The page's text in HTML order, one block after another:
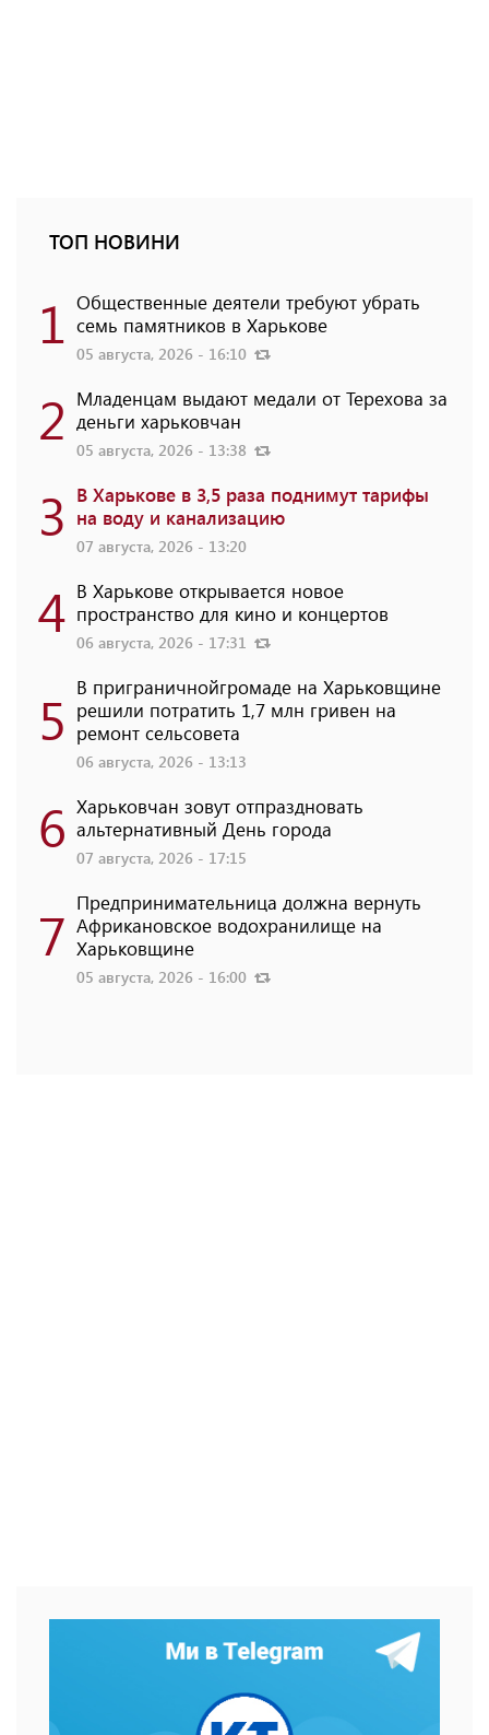
ТОП НОВИНИ
1 Общественные деятели требуют убрать
семь памятников в Харькове
05 августа, 2026 - 16:10
2 Младенцам выдают медали от Терехова за
деньги харьковчан
05 августа, 2026 - 13:38
3 В Харькове в 3,5 раза поднимут тарифы
на воду и канализацию
07 августа, 2026 - 13:20
4 В Харькове открывается новое
пространство для кино и концертов
06 августа, 2026 - 17:31
5 В приграничнойгромаде на Харьковщине
решили потратить 1,7 млн ​​гривен на
ремонт сельсовета
06 августа, 2026 - 13:13
6 Харьковчан зовут отпраздновать
альтернативный День города
07 августа, 2026 - 17:15
7 Предпринимательница должна вернуть
Африкановское водохранилище на
Харьковщине
05 августа, 2026 - 16:00